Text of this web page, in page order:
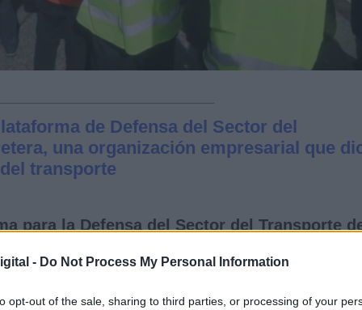
- Do Not Process My Personal Information
opt-out of the sale, sharing to third parties, or processing of your
de Defensa del Sector del
una organización empresarial que
transporte
para la Defensa del Sector del Transporte
ha convocado un paro patronal
de San Fernando de Henaresalgunos